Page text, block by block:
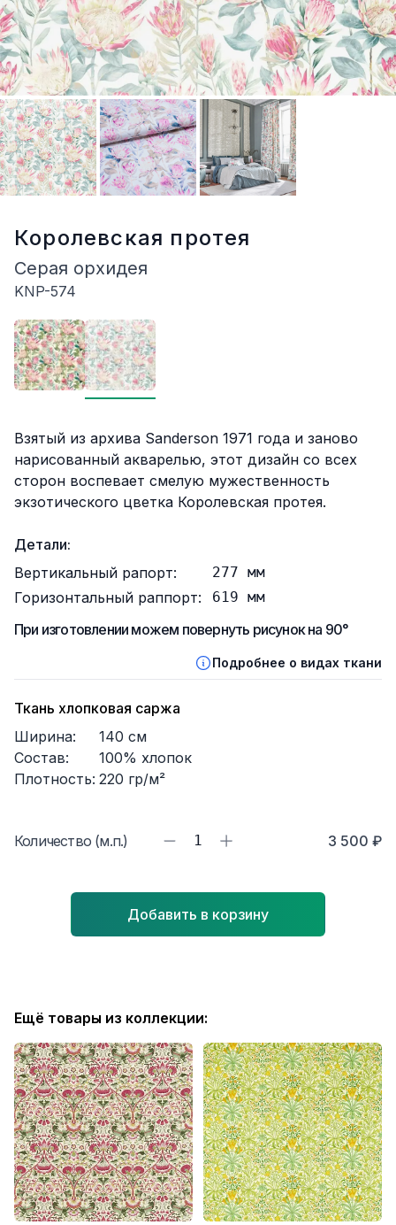
Королевская протея
Серая орхидея
KNP-574
Описание
Взятый из архива Sanderson 1971 года и заново
нарисованный акварелью, этот дизайн со всех
сторон воспевает смелую мужественность
экзотического цветка Королевская протея.
Детали:
Вертикальный рапорт:
277 мм
Горизонтальный раппорт: 619 мм
При изготовлении можем повернуть рисунок на 90°
Подробнее о видах ткани
Ткань хлопковая саржа
Ширина:
140 см
Состав:
100% хлопок
Плотность: 220 гр/м²
Количество (м.п.) 1 3 500 ₽
Добавить в корзину
Ещё товары из коллекции: